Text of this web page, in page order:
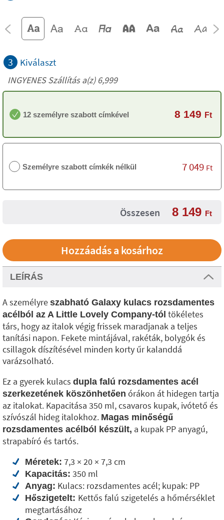
3 Kiválaszt
INGYENES Szállítás a(z) 6,999
12 személyre szabott címkével 8 149 Ft
Személyre szabott címkék nélkül 7 049 Ft
Összesen 8 149 Ft
LEÍRÁS
A személyre szabható Galaxy kulacs rozsdamentes
acélból az A Little Lovely Company-tól tökéletes
társ, hogy az italok végig frissek maradjanak a teljes
tanítási napon. Fekete mintájával, rakéták, bolygók és
csillagok díszítésével minden korty űr kalanddá
varázsolható.
Ez a gyerek kulacs dupla falú rozsdamentes acél
szerkezetének köszönhetően órákon át hidegen tartja
az italokat. Kapacitása 350 ml, csavaros kupak, ivótető és
szívószál hideg italokhoz. Magas minőségű
rozsdamentes acélból készült, a kupak PP anyagú,
strapabíró és tartós.
Méretek: 7,3 × 20 × 7,3 cm
Kapacitás: 350 ml
Anyag: Kulacs: rozsdamentes acél; kupak: PP
Hőszigetelt: Kettős falú szigetelés a hőmérséklet
megtartásához